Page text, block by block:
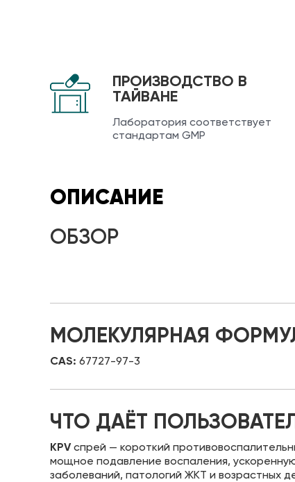
ПРОИЗВОДСТВО В
ТАЙВАНЕ
Лаборатория соответствует
стандартам GMP
ОПИСАНИЕ
ОБЗОР
МОЛЕКУЛЯРНАЯ
CAS: 67727-97-3
ЧТО ДАЁТ
KPVспрей — короткий
мощное подавление воспаления,
заболеваний, патологий ЖКТ и возрастных